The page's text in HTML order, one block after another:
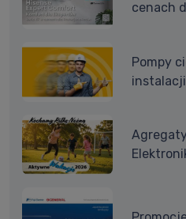
cenach
Pompy
instalacji